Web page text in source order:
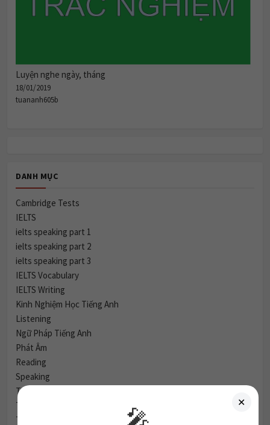
Luyện nghe ngày, tháng
18/01/2019
tuananh605b
DANH MỤC
Cambridge Tests
IELTS
ielts speaking part 1
ielts speaking part 2
ielts speaking part 3
IELTS Vocabulary
IELTS Writing
Kinh Nghiệm Học Tiếng Anh
Listening
Ngữ Pháp Tiếng Anh
Phát Âm
Reading
Speaking
Tiếng Anh Giao Tiếp
Tin Tức & Sự Kiện
Từ vựng IELTS
✕
🎤